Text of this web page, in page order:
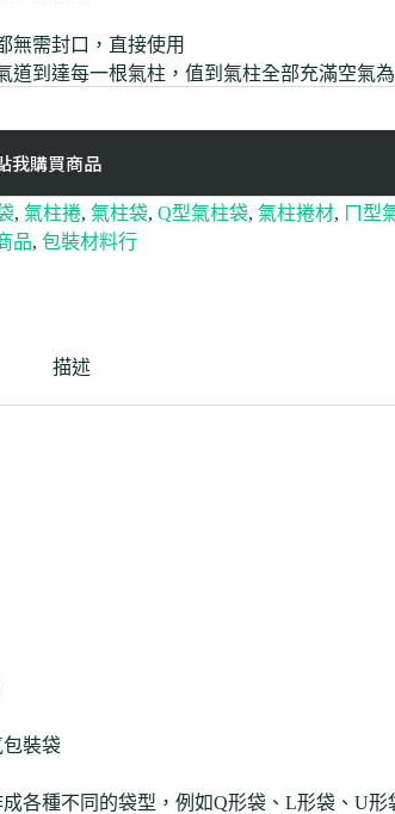
無需封口，直接使用
道到達每一根氣柱，值到氣柱全部充滿空氣
我購買商品
, 氣柱捲, 氣柱袋, Q型氣柱袋, 氣柱捲材, ㄇ型
品, 包裝材料行
描述
包裝袋
各種不同的袋型，例如Q形袋、L形袋、U